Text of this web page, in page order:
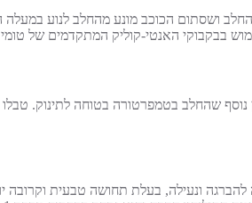
נגד קוליק, שואבת אוויר מהחלב ושסתום הכוכב מונע
ונעילה, בעלת תחושה טבעית